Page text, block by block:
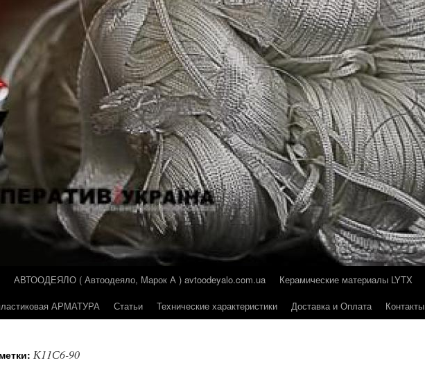
АВТООДЕЯЛО ( Автоодеяло, Марок А ) avtoodeyalo.com.ua Керамические материалы LYTX
АРМАТУРА
Статьи Технические характеристики Доставка и Оплата Контакты
К11С6-90